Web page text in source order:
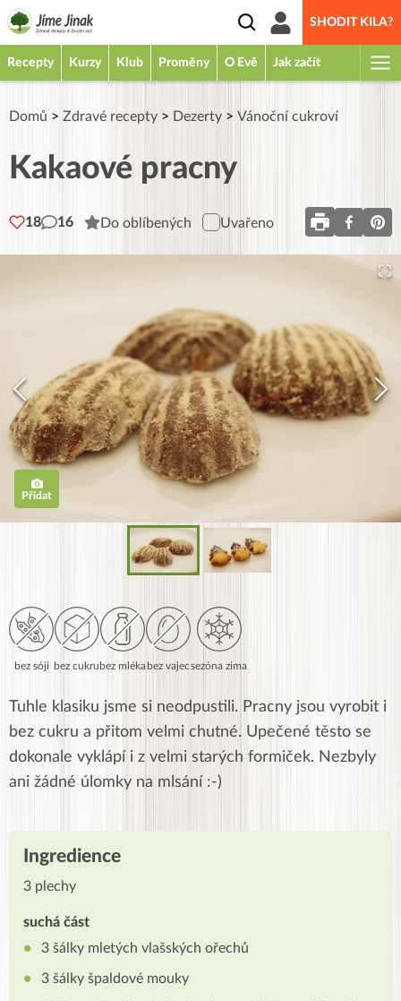
SHODIT KILA?
Recepty Kurzy Klub Proměny O Evě Jak začít
Domů > Zdravé recepty > Dezerty > Vánoční cukroví
Kakaové pracny
18 16 Do oblíbených Uvařeno
Přidat
bez sóji bez cukrubez mlékabez vajecsezóna zima
Tuhle klasiku jsme si neodpustili. Pracny jsou vyrobit i
bez cukru a přitom velmi chutné. Upečené těsto se
dokonale vyklápí i z velmi starých formiček. Nezbyly
ani žádné úlomky na mlsání :-)
Ingredience
3 plechy
suchá část
3 šálky mletých vlašských ořechů
3 šálky špaldové mouky